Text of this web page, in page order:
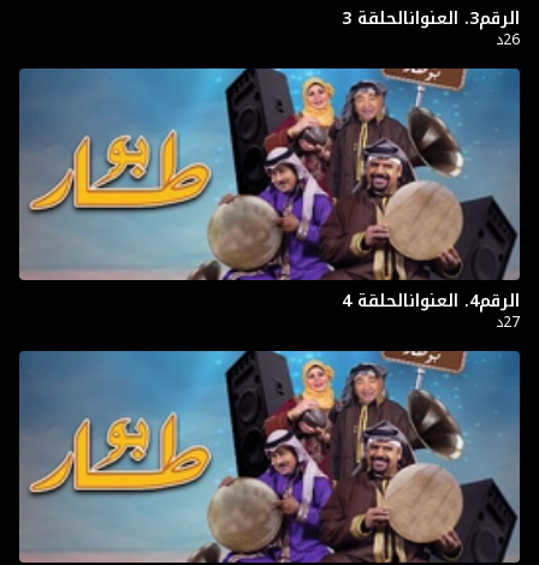
الرقم3. العنوانالحلقة 3
26د
الرقم4. العنوانالحلقة 4
27د